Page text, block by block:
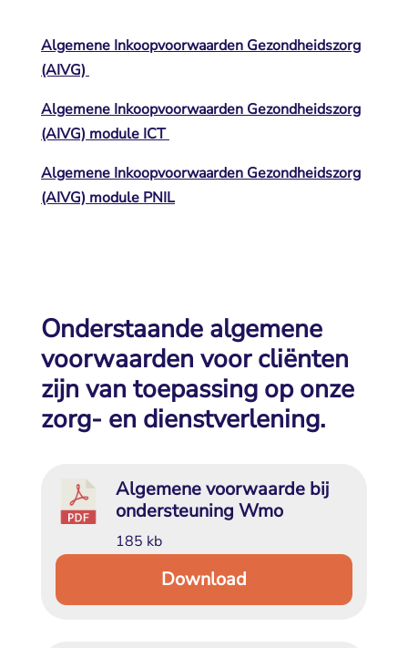
Algemene Inkoopvoorwaarden Gezondheidszorg
(AIVG)
Algemene Inkoopvoorwaarden Gezondheidszorg
(AIVG) module ICT
Algemene Inkoopvoorwaarden Gezondheidszorg
(AIVG) module PNIL
Onderstaande algemene
voorwaarden voor cliënten
zijn van toepassing op onze
zorg- en dienstverlening.
Algemene voorwaarde bij
ondersteuning Wmo
185 kb
Download